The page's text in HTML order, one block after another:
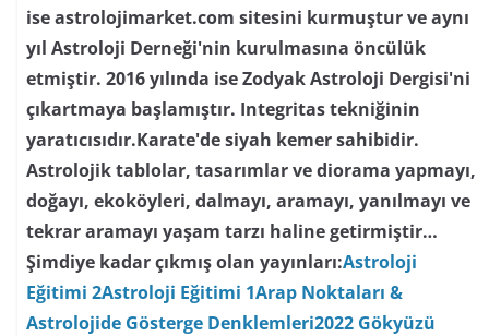
ise astrolojimarket.com sitesini kurmuştur ve aynı
yıl Astroloji Derneği'nin kurulmasına öncülük
etmiştir. 2016 yılında ise Zodyak Astroloji Dergisi'ni
çıkartmaya başlamıştır. Integritas tekniğinin
yaratıcısıdır.Karate'de siyah kemer sahibidir.
Astrolojik tablolar, tasarımlar ve diorama yapmayı,
doğayı, ekoköyleri, dalmayı, aramayı, yanılmayı ve
tekrar aramayı yaşam tarzı haline getirmiştir…
Şimdiye kadar çıkmış olan yayınları:Astroloji
Eğitimi 2Astroloji Eğitimi 1Arap Noktaları &
Astrolojide Gösterge Denklemleri2022 Gökyüzü